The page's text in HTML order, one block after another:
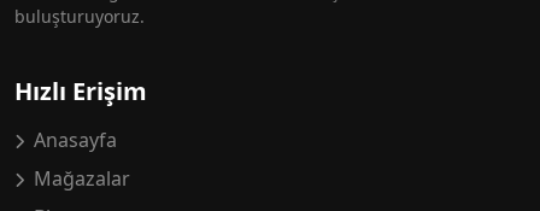
buluşturuyoruz.
Hızlı Erişim
Anasayfa
Mağazalar